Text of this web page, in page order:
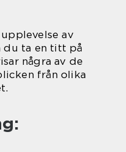
av
du ta en titt på
några av de
från olika